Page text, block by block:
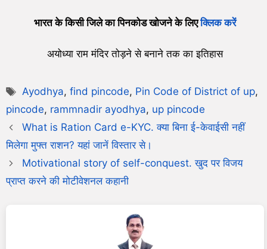
भारत के किसी जिले का पिनकोड खोजने के लिएक्लिक करें
अयोध्या राम मंदिर तोड़ने से बनाने तक का इतिहास
Ayodhya,find pincode, Pin Code of District of up,
pincode, rammnadir ayodhya, up pincode
What is Ration Card e-KYC. क्या बिना ई-केवाईसी नहीं
मिलेगा मुफ्त राशन? यहां जानें विस्तार से।
Motivational story of self-conquest. खुद पर विजय
प्राप्त करने की मोटीवेशनल कहानी